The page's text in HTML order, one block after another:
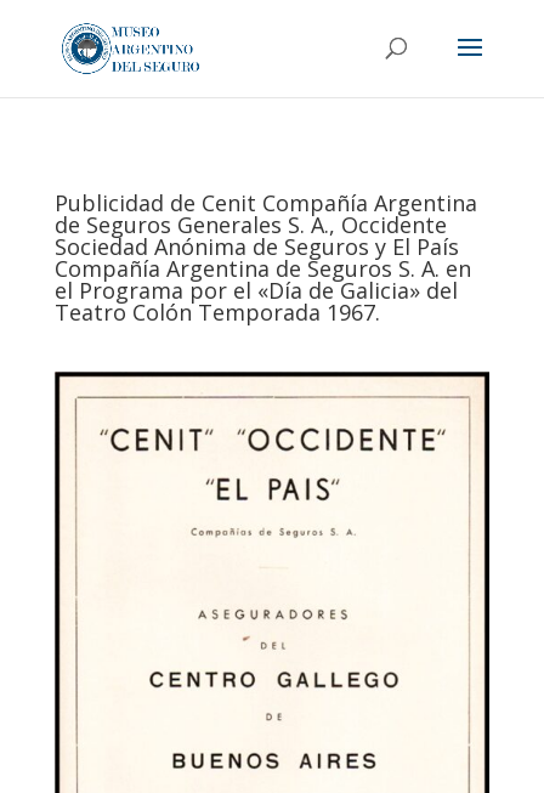
Publicidad de Cenit Compañía Argentina
de Seguros Generales S. A., Occidente
Sociedad Anónima de Seguros y El País
Compañía Argentina de Seguros S. A. en
el Programa por el «Día de Galicia» del
Teatro Colón Temporada 1967.